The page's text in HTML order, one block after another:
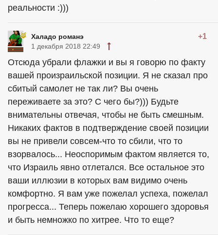
реальности :)))
Халадо романэ +1
1 декабря 2018 22:49
Отсюда убрали флажки и вы я говорю по факту
вашей произраильской позиции. Я не сказал про
сбитый самолет не так ли? Вы очень
переживаете за это? С чего бы?))) Будьте
внимательны отвечая, чтобы не быть смешным.
Никаких фактов в подтверждение своей позиции
вы не привели совсем-что то сбили, что то
взорвалось... Неоспоримым фактом является то,
что Израиль явно отлетался. Все остальное это
ваши иллюзии в которых вам видимо очень
комфортно. Я вам уже пожелал успеха, пожелал
прогресса... Теперь пожелаю хорошего здоровья
и быть немножко по хитрее. Что то еще?